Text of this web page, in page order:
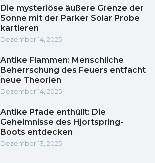
Die mysteriöse äußere Grenze der
Sonne mit der Parker Solar Probe
kartieren
Dezember 14, 2025
Antike Flammen: Menschliche
Beherrschung des Feuers entfacht
neue Theorien
Dezember 14, 2025
Antike Pfade enthüllt: Die
Geheimnisse des Hjortspring-
Boots entdecken
Dezember 13, 2025